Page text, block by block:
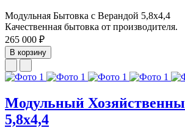
Модульная Бытовка с Верандой 5,8х4,4
Качественная бытовка от производителя.
265 000 ₽
В корзину
Модульный
5,8х4,4